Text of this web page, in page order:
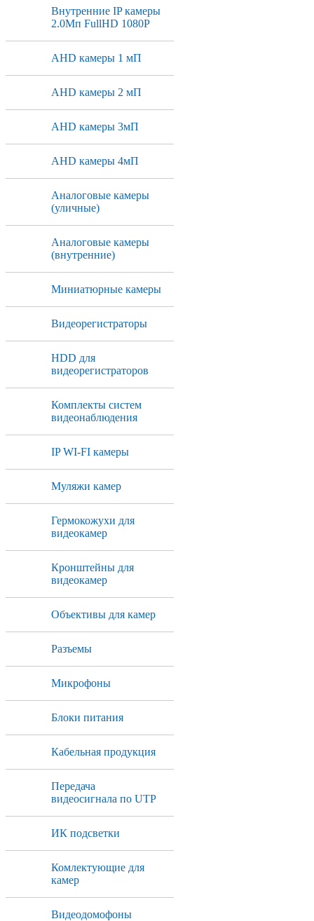
Внутренние IP камеры
2.0Мп FullHD 1080P
AHD камеры 1 мП
AHD камеры 2 мП
AHD камеры 3мП
AHD камеры 4мП
Аналоговые камеры
(уличные)
Аналоговые камеры
(внутренние)
Миниатюрные камеры
Видеорегистраторы
HDD для
видеорегистраторов
Комплекты систем
видеонаблюдения
IP WI-FI камеры
Муляжи камер
Гермокожухи для
видеокамер
Кронштейны для
видеокамер
Объективы для камер
Разъемы
Микрофоны
Блоки питания
Кабельная продукция
Передача
видеосигнала по UTP
ИК подсветки
Комлектующие для
камер
Видеодомофоны